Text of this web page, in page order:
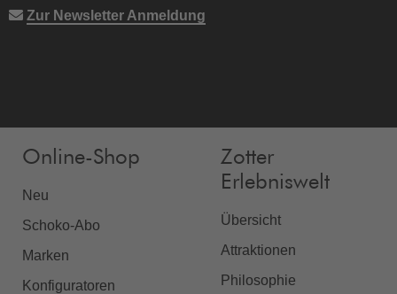
Zur Newsletter Anmeldung
Online-Shop
Neu
Schoko-Abo
Marken
Konfiguratoren
Zotter
Erlebniswelt
Übersicht
Attraktionen
Philosophie